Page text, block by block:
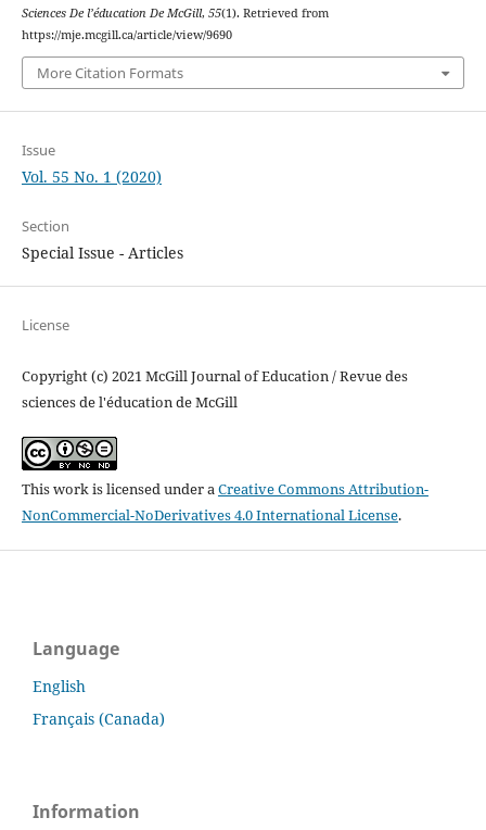
Sciences De l’éducation De McGill, 55(1). Retrieved from
https://mje.mcgill.ca/article/view/9690
More Citation Formats
Issue
Vol. 55 No. 1 (2020)
Section
Special Issue - Articles
License
Copyright (c) 2021 McGill Journal of Education / Revue des
sciences de l'éducation de McGill
This work is licensed under aCreative Commons Attribution-
NonCommercial-NoDerivatives 4.0 International License.
Language
English
Français (Canada)
Information